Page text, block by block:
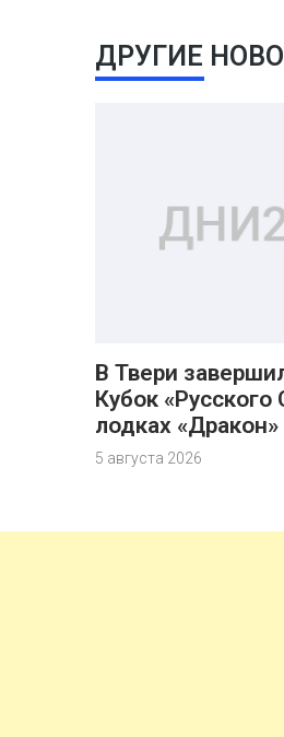
ДРУГИЕ
В Твери
Кубок «Русского
лодках «Дракон»
5 августа 2026